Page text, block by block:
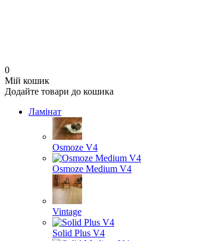
0
Мій кошик
Додайте товари до кошика
Ламінат
Osmoze V4
Osmoze Medium V4
Vintage
Solid Plus V4